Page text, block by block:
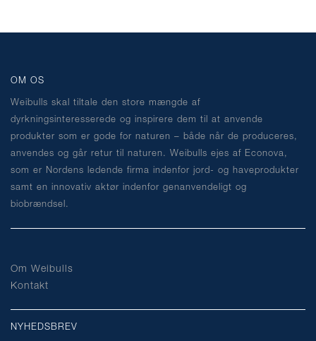
OM OS
Weibulls skal tiltale den store mængde af
dyrkningsinteresserede og inspirere dem til at anvende
produkter som er gode for naturen – både når de produceres,
anvendes og går retur til naturen. Weibulls ejes af Econova,
som er Nordens ledende firma indenfor jord- og haveprodukter
samt en innovativ aktør indenfor genanvendeligt og
biobrændsel.
Om Weibulls
Kontakt
NYHEDSBREV